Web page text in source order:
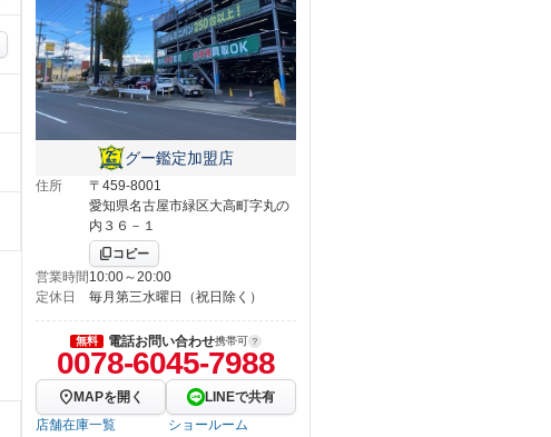
グー鑑定加盟店
住所
〒459-8001
愛知県名古屋市緑区大高町字丸の
内３６－１
コピー
営業時間 10:00～20:00
定休日
毎月第三水曜日（祝日除く）
無料 電話お問い合わせ携帯可
0078-6045-7988
MAPを開く
LINEで共有
店舗在庫一覧
ショールーム